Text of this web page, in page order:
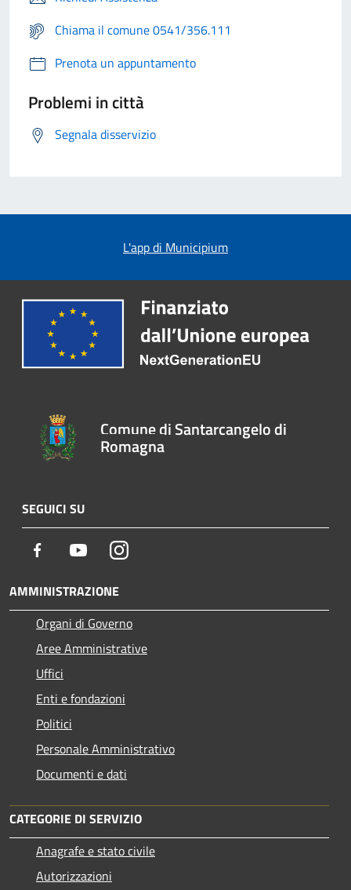
Chiama il comune 0541/356.111
Prenota un appuntamento
Problemi in città
Segnala disservizio
L'app di Municipium
Comune di Santarcangelo di
Romagna
SEGUICI SU
Facebook YoutubeInstagram
AMMINISTRAZIONE
Organi di Governo
Aree Amministrative
Uffici
Enti e fondazioni
Politici
Personale Amministrativo
Documenti e dati
CATEGORIE DI SERVIZIO
Anagrafe e stato civile
Autorizzazioni